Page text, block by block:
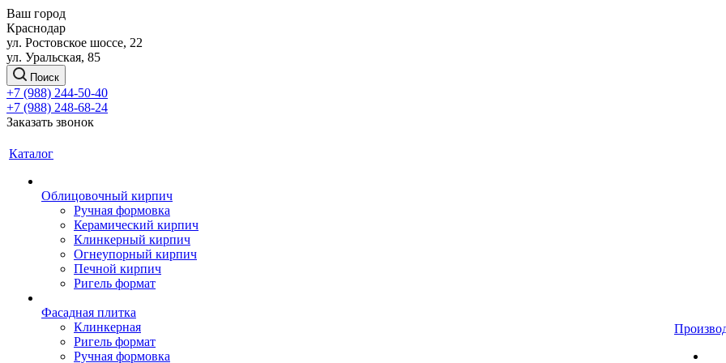
Ваш город
Краснодар
ул. Ростовское шоссе, 22
ул. Уральская, 85
Поиск
+7 (988) 244-50-40
+7 (988) 248-68-24
Заказать звонок
Каталог
Облицовочный кирпич
Ручная формовка
Керамический кирпич
Клинкерный кирпич
Огнеупорный кирпич
Печной кирпич
Ригель формат
Фасадная плитка
Клинкерная
Ригель формат
Ручная формовка